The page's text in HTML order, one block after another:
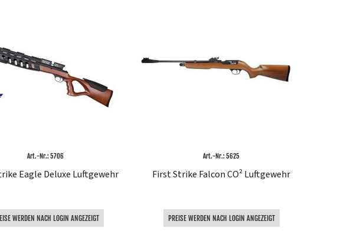
Art.-Nr.: 5706
Eagle Deluxe Luftgewehr
WERDEN NACH LOGIN ANGEZEIGT
Art.-Nr.: 5625
First Strike Falcon CO² Luftgewehr
PREISE WERDEN NACH LOGIN ANGEZEIGT